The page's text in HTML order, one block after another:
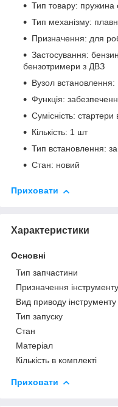
Тип товару: пружина
Тип механізму:
Призначення: для
Застосування:
бензотримери з ДВЗ
Вузол встановлення:
Функція:
Сумісність: стартери
Кількість: 1 шт
Тип встановлення:
Стан: новий
Приховати
Характеристики
Основні
Тип запчастини
Призначення інструменту
Вид приводу інструменту
Тип запуску
Стан
Матеріал
Кількість в комплекті
Приховати